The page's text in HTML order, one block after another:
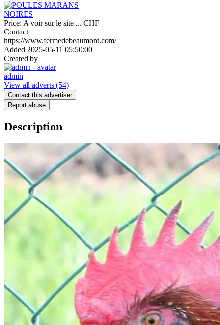
Price: A voir sur le site ... CHF
Contact
https://www.fermedebeaumont.com/
Added 2025-05-11 05:50:00
Created by
admin
View all adverts (54)
Contact this advertiser
Report abuse
Description